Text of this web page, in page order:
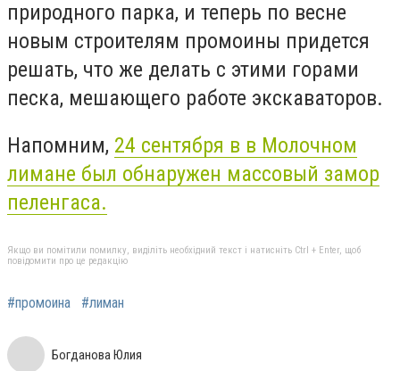
природного парка, и теперь по весне
новым строителям промоины придется
решать, что же делать с этими горами
песка, мешающего работе экскаваторов.
Напомним, 24 сентября в в Молочном
лимане был обнаружен массовый замор
пеленгаса.
Якщо ви помітили помилку, виділіть необхідний текст і натисніть Ctrl + Enter, щоб
повідомити про це редакцію
#промоина #лиман
Богданова Юлия